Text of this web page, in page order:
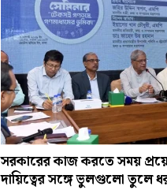
সরকারের কাজ করতে সময়
দায়িত্বের সঙ্গে ভুলগুলো তুলে